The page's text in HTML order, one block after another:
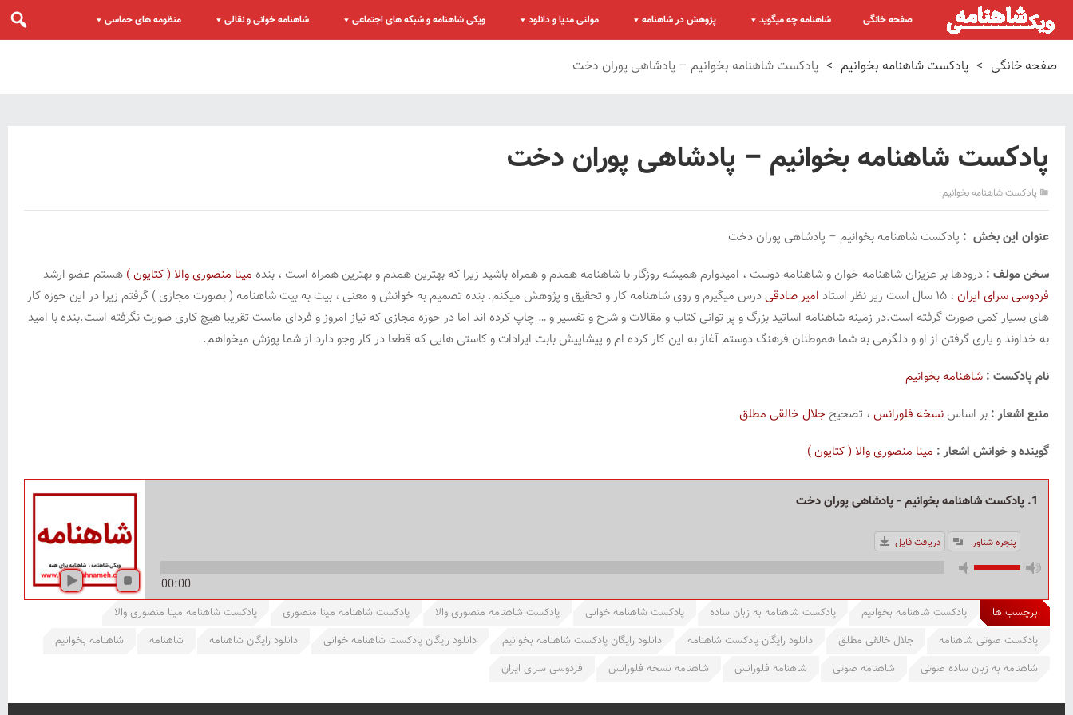
صفحه خانگی شاهنامه چه میگوید پژوهش در شاهنامه مولتی مدیا و دانلود ویکی شاهنامه و شبکه های اجتماعی شاهنامه خوانی و نقالی منظومه های حماسی
صفحه خانگی > پادکست شاهنامه بخوانیم > پادکست شاهنامه بخوانیم – پادشاهی پوران دخت
پادکست شاهنامه بخوانیم – پادشاهی پوران دخت
پادکست شاهنامه بخوانیم
عنوان این بخش : پادکست شاهنامه بخوانیم – پادشاهی پوران دخت
سخن مولف : درودها بر عزیزان شاهنامه خوان و شاهنامه دوست ، امیدوارم همیشه روزگار با شاهنامه همدم و همراه باشید زیرا که بهترین همدم و بهترین همراه است ، بنده مینا منصوری والا ( کتایون ) هستم عضو ارشد
فردوسی سرای ایران ، ۱۵ سال است زیر نظر استاد امیر صادقیدرس میگیرم و روی شاهنامه کار و تحقیق و پژوهش میکنم. بنده تصمیم به خوانش و معنی ، بیت به بیت شاهنامه ( بصورت مجازی ) گرفتم زیرا در این حوزه کار
های بسیار کمی صورت گرفته است.در زمینه شاهنامه اساتید بزرگ و پر توانی کتاب و مقالات و شرح و تفسیر و … چاپ کرده اند اما در حوزه مجازی که نیاز امروز و فردای ماست تقریبا هیچ کاری صورت نگرفته است.بنده با امید
به خداوند و یاری گرفتن از او و دلگرمی به شما هموطنان فرهنگ دوستم آغاز به این کار کرده ام و پیشاپیش بابت ایرادات و کاستی هایی که قطعا در کار وجو دارد از شما پوزش میخواهم.
نام پادکست : شاهنامه بخوانیم
منبع اشعار : بر اساس نسخه فلورانس ، تصحیح جلال خالقی مطلق
گوینده و خوانش اشعار : مینا منصوری والا ( کتایون )
1. پادکست شاهنامه بخوانیم - پادشاهی پوران دخت
00:00
پنجره شناور دریافت فایل
برچسب ها پادکست شاهنامه بخوانیم پادکست شاهنامه به زبان ساده پادکست شاهنامه خوانی پادکست شاهنامه منصوری والا پادکست شاهنامه مینا منصوری
پادکست شاهنامه مینا منصوری والا
پادکست صوتی شاهنامه
جلال خالقی مطلق دانلود رایگان پادکست شاهنامه دانلود رایگان پادکست شاهنامه بخوانیم دانلود رایگان پادکست شاهنامه خوانی دانلود رایگان شاهنامه شاهنامه
شاهنامه بخوانیم
شاهنامه به زبان ساده صوتی
شاهنامه صوتی شاهنامه فلورانس شاهنامه نسخه فلورانس فردوسی سرای ایران